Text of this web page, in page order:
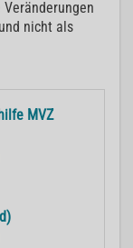
nicht als
MVZ